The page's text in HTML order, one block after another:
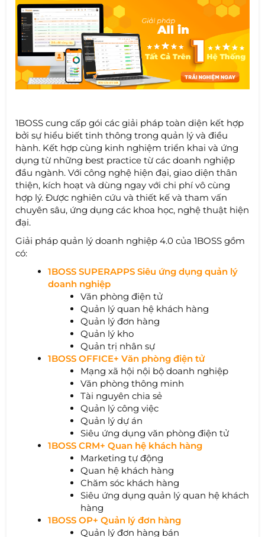
1BOSS cung cấp gói các giải pháp toàn diện kết hợp
bởi sự hiểu biết tinh thông trong quản lý và điều
hành. Kết hợp cùng kinh nghiệm triển khai và ứng
dụng từ những best practice từ các doanh nghiệp
đầu ngành. Với công nghệ hiện đại, giao diện thân
thiện, kích hoạt và dùng ngay với chi phí vô cùng
hợp lý. Được nghiên cứu và thiết kế và tham vấn
chuyên sâu, ứng dụng các khoa học, nghệ thuật hiện
đại.
Giải pháp quản lý doanh nghiệp 4.0 của 1BOSS gồm
có:
1BOSS SUPERAPPS Siêu ứng dụng quản lý
doanh nghiệp
Văn phòng điện tử
Quản lý quan hệ khách hàng
Quản lý đơn hàng
Quản lý kho
Quản trị nhân sự
1BOSS OFFICE+ Văn phòng điện tử
Mạng xã hội nội bộ doanh nghiệp
Văn phòng thông minh
Tài nguyên chia sẻ
Quản lý công việc
Quản lý dự án
Siêu ứng dụng văn phòng điện tử
1BOSS CRM+ Quan hệ khách hàng
Marketing tự động
Quan hệ khách hàng
Chăm sóc khách hàng
Siêu ứng dụng quản lý quan hệ khách
hàng
1BOSS OP+ Quản lý đơn hàng
Quản lý đơn hàng bán